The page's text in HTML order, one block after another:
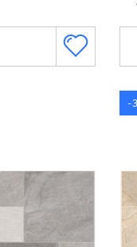
-